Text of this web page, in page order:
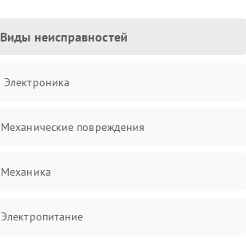
Виды неисправностей
Электроника
Механические повреждения
Механика
Электропитание